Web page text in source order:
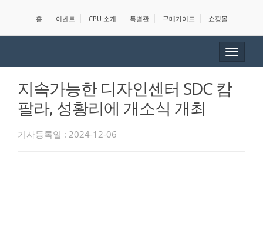
홈 이벤트 CPU 소개 특별관 구매가이드 쇼핑몰
Toggle
지속가능한 디자인센터 SDC 캄
팔라, 성황리에 개소식 개최
기사등록일 : 2024-12-06